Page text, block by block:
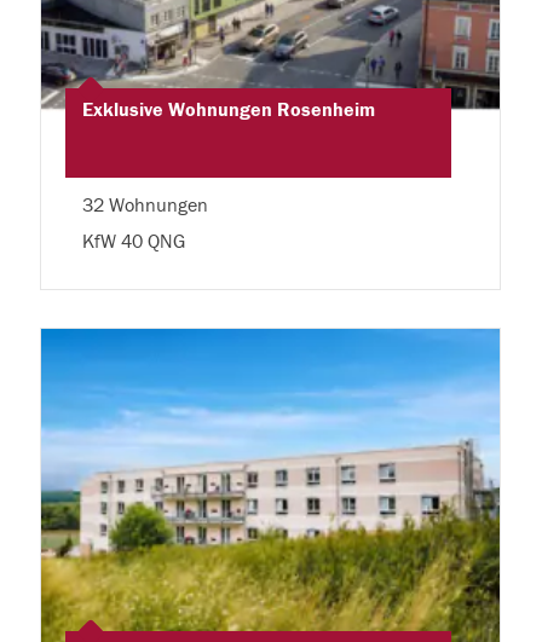
Exklusive Wohnungen Rosenheim
32 Wohnungen
KfW 40 QNG